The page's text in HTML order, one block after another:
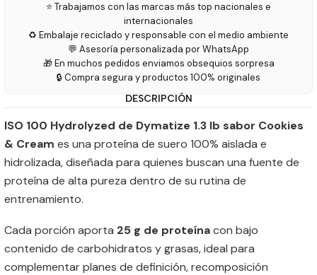
⭐ Trabajamos con las marcas más top nacionales e
internacionales
♻️ Embalaje reciclado y responsable con el medio ambiente
💬 Asesoría personalizada por WhatsApp
🎁 En muchos pedidos enviamos obsequios sorpresa
🔒 Compra segura y productos 100% originales
DESCRIPCIÓN
ISO 100 Hydrolyzed de Dymatize 1.3 lb sabor Cookies
& Cream es una proteína de suero 100% aislada e
hidrolizada, diseñada para quienes buscan una fuente de
proteína de alta pureza dentro de su rutina de
entrenamiento.
Cada porción aporta 25 g de proteínacon bajo
contenido de carbohidratos y grasas, ideal para
complementar planes de definición, recomposición